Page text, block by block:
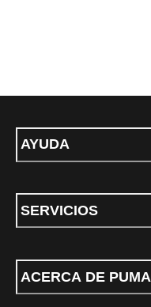
AYUDA
SERVICIOS
ACERCA DE PUMA